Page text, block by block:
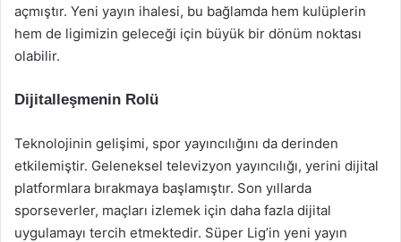
açmıştır. Yeni yayın ihalesi, bu bağlamda hem kulüplerin
hem de ligimizin geleceği için büyük bir dönüm noktası
olabilir.
Dijitalleşmenin Rolü
Teknolojinin gelişimi, spor yayıncılığını da derinden
etkilemiştir. Geleneksel televizyon yayıncılığı, yerini dijital
platformlara bırakmaya başlamıştır. Son yıllarda
sporseverler, maçları izlemek için daha fazla dijital
uygulamayı tercih etmektedir. Süper Lig’in yeni yayın